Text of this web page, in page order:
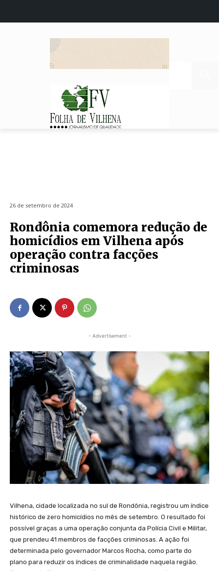
26 de setembro de 2024
Rondônia comemora redução de
homicídios em Vilhena após
operação contra facções
criminosas
- Advertisement -
Vilhena, cidade localizada no sul de Rondônia, registrou um índice
histórico de zero homicídios no mês de setembro. O resultado foi
possível graças a uma operação conjunta da Polícia Civil e Militar,
que prendeu 41 membros de facções criminosas. A ação foi
determinada pelo governador Marcos Rocha, como parte do
plano para reduzir os índices de criminalidade naquela região.